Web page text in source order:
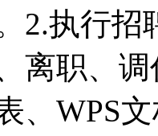
2.执行
离职、
、WPS